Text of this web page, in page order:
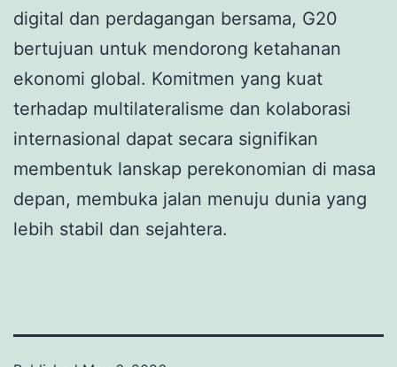
digital dan perdagangan bersama, G20
bertujuan untuk mendorong ketahanan
ekonomi global. Komitmen yang kuat
terhadap multilateralisme dan kolaborasi
internasional dapat secara signifikan
membentuk lanskap perekonomian di masa
depan, membuka jalan menuju dunia yang
lebih stabil dan sejahtera.